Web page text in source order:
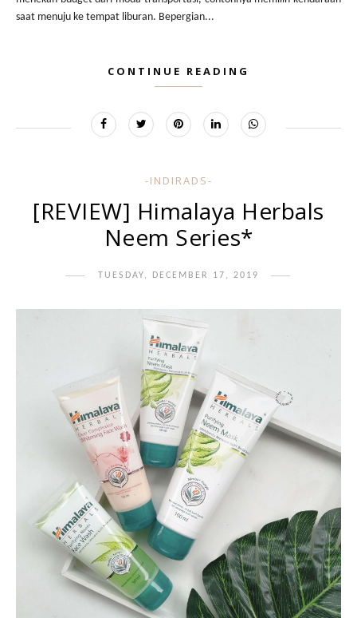
saat menuju ke tempat liburan. Bepergian...
CONTINUE READING
-INDIRADS-
[REVIEW] Himalaya Herbals
Neem Series*
TUESDAY, DECEMBER 17, 2019